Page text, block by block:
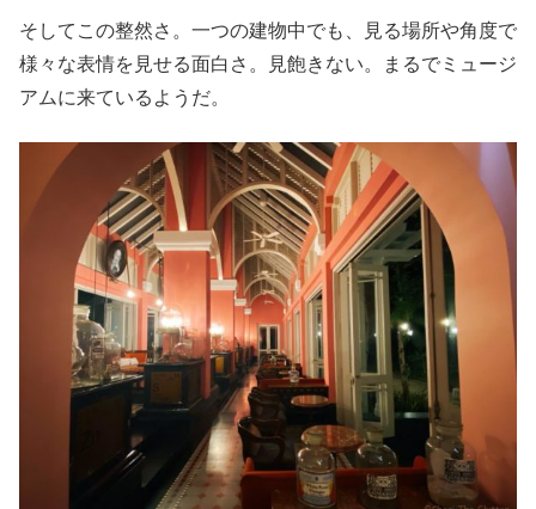
そしてこの整然さ。一つの建物中でも、見る場所や角度で
様々な表情を見せる面白さ。見飽きない。まるでミュージ
アムに来ているようだ。